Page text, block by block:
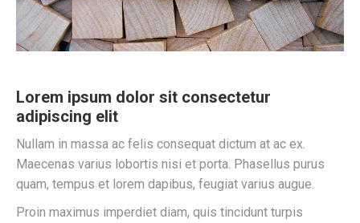
Lorem ipsum dolor sit consectetur
adipiscing elit
Nullam in massa ac felis consequat dictum at ac ex.
Maecenas varius lobortis nisi et porta. Phasellus purus
quam, tempus et lorem dapibus, feugiat varius augue.
Proin maximus imperdiet diam, quis tincidunt turpis